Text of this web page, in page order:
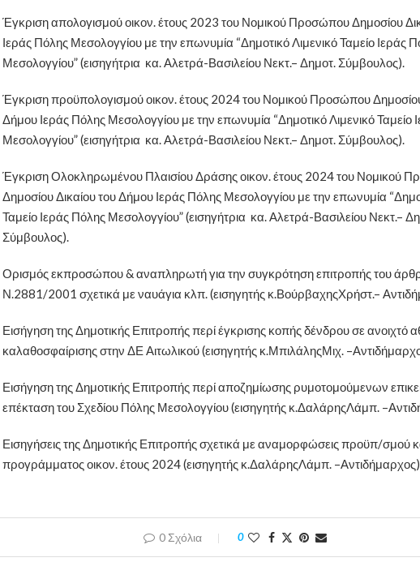
Έγκριση απολογισμού οικον. έτους 2023 του Νομικού Προσώπου Δημοσίου
Ιεράς Πόλης Μεσολογγίου με την επωνυμία “Δημοτικό Λιμενικό Ταμείο Ιεράς
Μεσολογγίου” (εισηγήτρια κα. Αλετρά-Βασιλείου Νεκτ.– Δημοτ. Σύμβουλος).
Έγκριση προϋπολογισμού οικον. έτους 2024 του Νομικού Προσώπου
Δήμου Ιεράς Πόλης Μεσολογγίου με την επωνυμία “Δημοτικό Λιμενικό Ταμείο
Μεσολογγίου” (εισηγήτρια κα. Αλετρά-Βασιλείου Νεκτ.– Δημοτ. Σύμβουλος).
Έγκριση Ολοκληρωμένου Πλαισίου Δράσης οικον. έτους 2024 του Νομικού
Δημοσίου Δικαίου του Δήμου Ιεράς Πόλης Μεσολογγίου με την επωνυμία
Ταμείο Ιεράς Πόλης Μεσολογγίου” (εισηγήτρια κα. Αλετρά-Βασιλείου Νεκτ.–
Σύμβουλος).
Ορισμός εκπροσώπου & αναπληρωτή για την συγκρότηση επιτροπής του
Ν.2881/2001 σχετικά με ναυάγια κλπ. (εισηγητής κ.ΒούρβαχηςΧρήστ.–
Εισήγηση της Δημοτικής Επιτροπής περί έγκρισης κοπής δένδρου σε ανοιχτό
καλαθοσφαίρισης στην ΔΕ Αιτωλικού (εισηγητής κ.ΜπιλάληςΜιχ.
Εισήγηση της Δημοτικής Επιτροπής περί αποζημίωσης ρυμοτομούμενων
επέκταση του Σχεδίου Πόλης Μεσολογγίου (εισηγητής κ.ΔαλάρηςΛάμπ.
Εισηγήσεις της Δημοτικής Επιτροπής σχετικά με αναμορφώσεις προϋπ/σμού
προγράμματος οικον. έτους 2024 (εισηγητής κ.ΔαλάρηςΛάμπ.
0 Σχόλια 0